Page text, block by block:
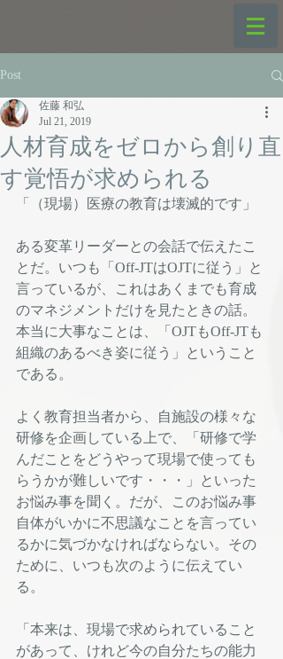
Post
人材育成をゼロから創り直
す覚悟が求められる
佐藤 和弘
Jul 21, 2019
「（現場）医療の教育は壊滅的です」
ある変革リーダーとの会話で伝えたこ
とだ。いつも「Off-JTはOJTに従う」と
言っているが、これはあくまでも育成
のマネジメントだけを見たときの話。
本当に大事なことは、「OJTもOff-JTも
組織のあるべき姿に従う」ということ
である。
よく教育担当者から、自施設の様々な
研修を企画している上で、「研修で学
んだことをどうやって現場で使っても
らうかが難しいです・・・」といった
お悩み事を聞く。だが、このお悩み事
自体がいかに不思議なことを言ってい
るかに気づかなければならない。その
ために、いつも次のように伝えてい
る。
「本来は、現場で求められていること
があって、けれど今の自分たちの能力